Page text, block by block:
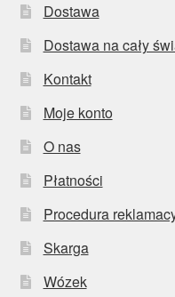
Dostawa
Dostawa na cały
Kontakt
Moje konto
O nas
Płatności
Procedura
Skarga
Wózek